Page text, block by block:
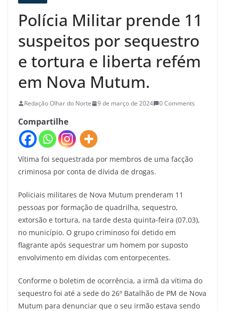
Polícia Militar prende 11
suspeitos por sequestro
e tortura e liberta refém
em Nova Mutum.
Redação Olhar do Norte 9 de março de 2024 0 Comments
Compartilhe
Vítima foi sequestrada por membros de uma facção
criminosa por conta de dívida de drogas.
Policiais militares de Nova Mutum prenderam 11
pessoas por formação de quadrilha, sequestro,
extorsão e tortura, na tarde desta quinta-feira (07.03),
no município. O grupo criminoso foi detido em
flagrante após sequestrar um homem por suposto
envolvimento em dívidas com entorpecentes.
Conforme o boletim de ocorrência, a irmã da vítima do
sequestro foi até a sede do 26º Batalhão de PM de Nova
Mutum para denunciar que o seu irmão estava sendo